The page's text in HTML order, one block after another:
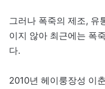
그러나 폭죽의 제조, 유
이지 않아 최근에는 폭
다.
2010년 헤이룽장성 이